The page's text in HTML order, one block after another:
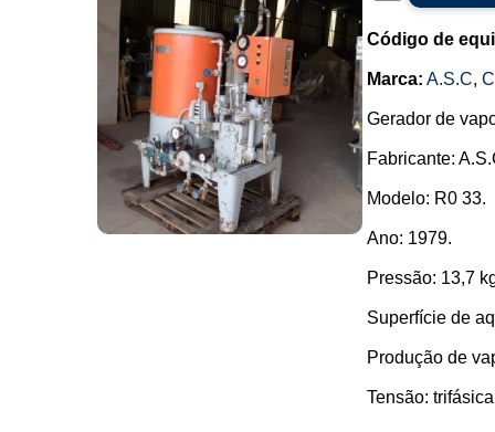
Código de
Marca: A.S.C,
Gerador de
Fabricante:
Modelo: R0 33.
Ano: 1979.
Pressão: 13,7
Superfície de
Produção de
Tensão: